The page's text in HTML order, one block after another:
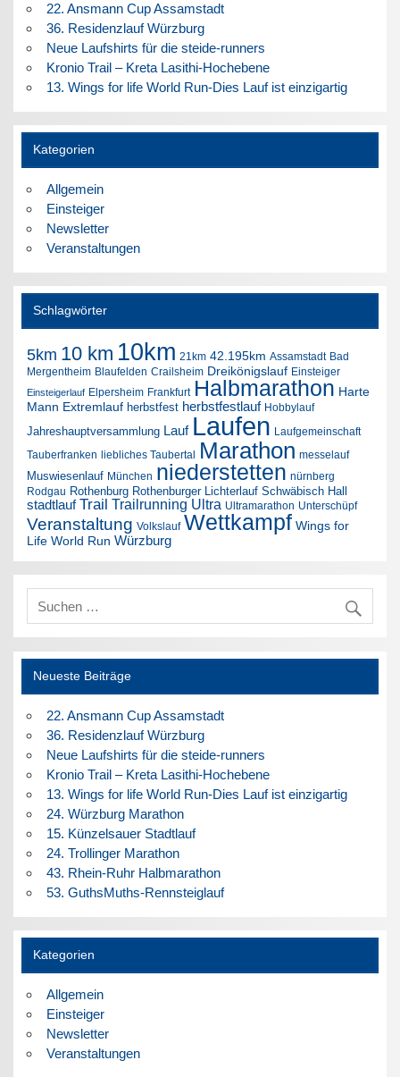
22. Ansmann Cup Assamstadt
36. Residenzlauf Würzburg
Neue Laufshirts für die steide-runners
Kronio Trail – Kreta Lasithi-Hochebene
13. Wings for life World Run-Dies Lauf ist einzigartig
Kategorien
Allgemein
Einsteiger
Newsletter
Veranstaltungen
Schlagwörter
5km 10 km 10km 21km 42.195km Assamstadt Bad
Mergentheim Blaufelden Crailsheim Dreikönigslauf Einsteiger
Einsteigerlauf Elpersheim Frankfurt Halbmarathon Harte
Mann Extremlauf herbstfest herbstfestlauf Hobbylauf
Jahreshauptversammlung Lauf Laufen
Laufgemeinschaft
Tauberfranken
liebliches Taubertal Marathon messelauf
Muswiesenlauf München niederstetten nürnberg
Rodgau Rothenburg Rothenburger Lichterlauf Schwäbisch Hall
stadtlauf Trail Trailrunning Ultra Ultramarathon Unterschüpf
Veranstaltung Volkslauf Wettkampf Wings for
Life World Run Würzburg
Neueste Beiträge
22. Ansmann Cup Assamstadt
36. Residenzlauf Würzburg
Neue Laufshirts für die steide-runners
Kronio Trail – Kreta Lasithi-Hochebene
13. Wings for life World Run-Dies Lauf ist einzigartig
24. Würzburg Marathon
15. Künzelsauer Stadtlauf
24. Trollinger Marathon
43. Rhein-Ruhr Halbmarathon
53. GuthsMuths-Rennsteiglauf
Kategorien
Allgemein
Einsteiger
Newsletter
Veranstaltungen